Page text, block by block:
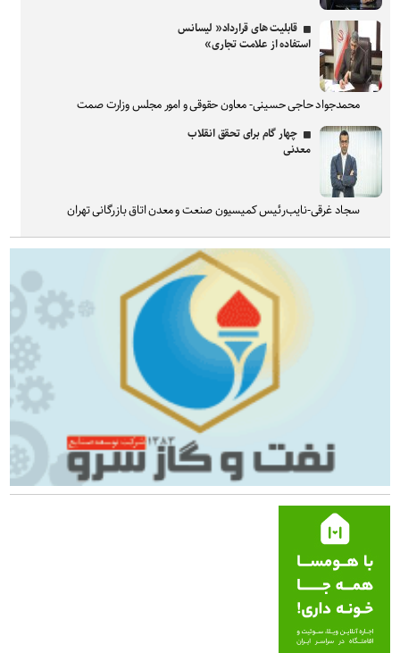
قابلیت های قرارداد« لیسانس
استفاده از علامت تجاری»
محمدجواد حاجی حسینی- معاون حقوقی و امور مجلس وزارت صمت
چهار گام برای تحقق انقلاب
معدنی
سجاد غرقی-نایب‌رئیس کمیسیون صنعت و معدن اتاق بازرگانی تهران